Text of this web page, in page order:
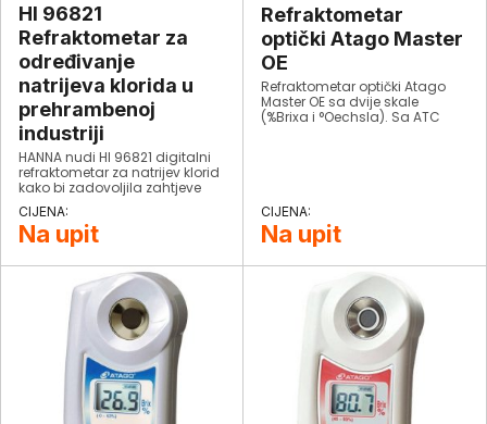
HI 96821
Refraktometar za
određivanje
natrijeva klorida u
prehrambenoj
industriji
HANNA nudi HI 96821 digitalni
refraktometar za natrijev klorid
kako bi zadovoljila zahtjeve
prehrambene industrije.Ovaj
optički instrument koristi
mjerenje indeksa loma za
određivanje koncentracije
natrijeva klorida u vodenim
otopinama koje se koriste u
pripremi hrane. Instrument nije
namijenjen za mjerenja
slanosti morske vode.
Na upit
Refraktometar
optički Atago Master
OE
Refraktometar optički Atago
Master OE sa dvije skale
(%Brixa i °Oechsla). Sa ATC
Na upit